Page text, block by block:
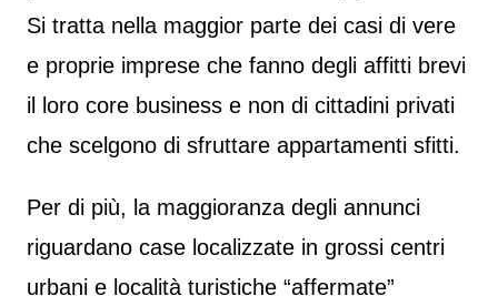
Si tratta nella maggior parte dei casi di vere
e proprie imprese che fanno degli affitti brevi
il loro core business e non di cittadini privati
che scelgono di sfruttare appartamenti sfitti.
Per di più, la maggioranza degli annunci
riguardano case localizzate in grossi centri
urbani e località turistiche “affermate”